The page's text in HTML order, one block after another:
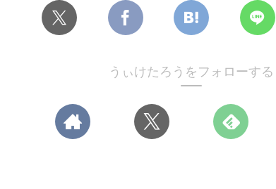
うぃけたろうをフォローする